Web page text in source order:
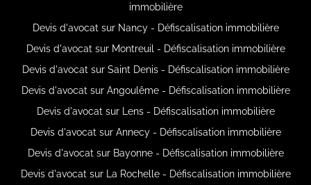
immobilière
Devis d'avocat sur Nancy - Défiscalisation immobilière
Devis d'avocat sur Montreuil - Défiscalisation immobilière
Devis d'avocat sur Saint Denis - Défiscalisation immobilière
Devis d'avocat sur Angoulême - Défiscalisation immobilière
Devis d'avocat sur Lens - Défiscalisation immobilière
Devis d'avocat sur Annecy - Défiscalisation immobilière
Devis d'avocat sur Bayonne - Défiscalisation immobilière
Devis d'avocat sur La Rochelle - Défiscalisation immobilière